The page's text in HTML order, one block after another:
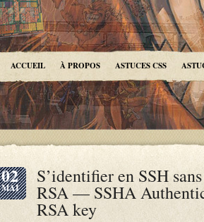
ACCUEIL À PROPOS ASTUCES CSS
02
MAI
S’identifier en SSH
RSA — SSHA
RSA key